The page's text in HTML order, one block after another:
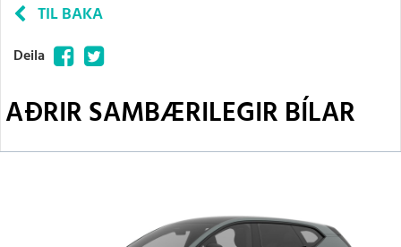
TIL BAKA
Deila FacebookTwitter
AÐRIR SAMBÆRILEGIR BÍLAR